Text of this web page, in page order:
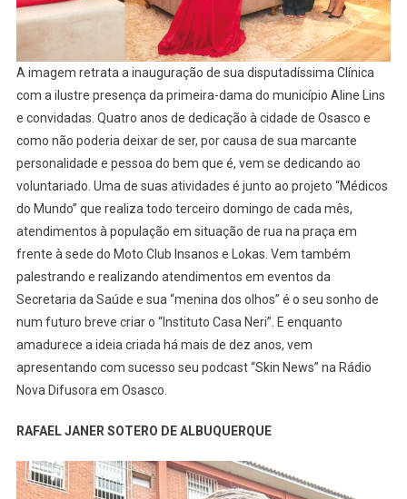
A imagem retrata a inauguração de sua disputadíssima Clínica
com a ilustre presença da primeira-dama do município Aline Lins
e convidadas. Quatro anos de dedicação à cidade de Osasco e
como não poderia deixar de ser, por causa de sua marcante
personalidade e pessoa do bem que é, vem se dedicando ao
voluntariado. Uma de suas atividades é junto ao projeto “Médicos
do Mundo” que realiza todo terceiro domingo de cada mês,
atendimentos à população em situação de rua na praça em
frente à sede do Moto Club Insanos e Lokas. Vem também
palestrando e realizando atendimentos em eventos da
Secretaria da Saúde e sua “menina dos olhos” é o seu sonho de
num futuro breve criar o “Instituto Casa Neri”. E enquanto
amadurece a ideia criada há mais de dez anos, vem
apresentando com sucesso seu podcast “Skin News” na Rádio
Nova Difusora em Osasco.
RAFAEL JANER SOTERO DE ALBUQUERQUE